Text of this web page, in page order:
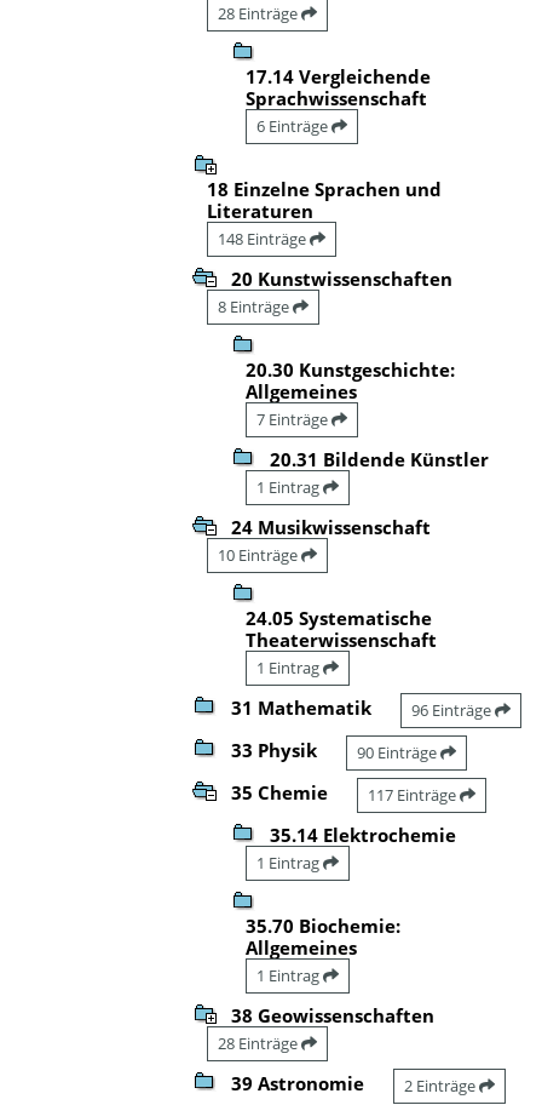
28 Einträge
17.14 Vergleichende
Sprachwissenschaft
6 Einträge
18 Einzelne Sprachen und
Literaturen
148 Einträge
20 Kunstwissenschaften
8 Einträge
20.30 Kunstgeschichte:
Allgemeines
7 Einträge
20.31 Bildende Künstler
1 Eintrag
24 Musikwissenschaft
10 Einträge
24.05 Systematische
Theaterwissenschaft
1 Eintrag
31 Mathematik 96 Einträge
33 Physik 90 Einträge
35 Chemie 117 Einträge
35.14 Elektrochemie
1 Eintrag
35.70 Biochemie:
Allgemeines
1 Eintrag
38 Geowissenschaften
28 Einträge
39 Astronomie 2 Einträge